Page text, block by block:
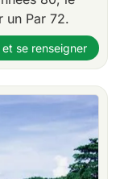
un Par 72.
se renseigner